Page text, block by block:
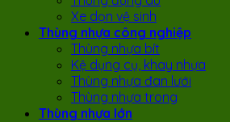
Xe dọn vệ sinh
Thùng nhựa công nghiệp
Thùng nhựa bít
Kệ dụng cụ, khay nhựa
Thùng nhựa đan lưới
Thùng nhựa trong
Thùng nhựa lớn